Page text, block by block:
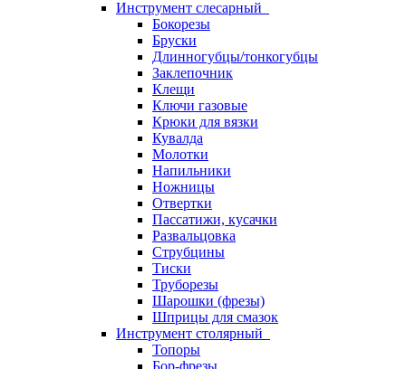
Инструмент слесарный
Бокорезы
Бруски
Длинногубцы/тонкогубцы
Заклепочник
Клещи
Ключи газовые
Крюки для вязки
Кувалда
Молотки
Напильники
Ножницы
Отвертки
Пассатижи, кусачки
Развальцовка
Струбцины
Тиски
Труборезы
Шарошки (фрезы)
Шприцы для смазок
Инструмент столярный
Топоры
Бор-фрезы